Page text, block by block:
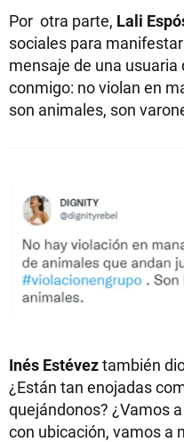
Por otra parte, Lali
sociales para
mensaje de una usuaria
conmigo: no violan en
son animales, son
Inés Estéveztambién
¿Están tan enojadas
quejándonos? ¿Vamos
con ubicación, vamos a